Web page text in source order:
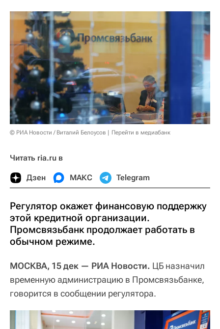
© РИА Новости / Виталий Белоусов Перейти в медиабанк
Читать ria.ru в
Дзен МАКС Telegram
Регулятор окажет финансовую поддержку
этой кредитной организации.
Промсвязьбанк продолжает работать в
обычном режиме.
МОСКВА, 15 дек — РИА Новости. ЦБ назначил
временную администрацию в Промсвязьбанке,
говорится в сообщении регулятора.